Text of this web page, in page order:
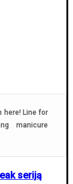
here! Line for
manicure
seriją